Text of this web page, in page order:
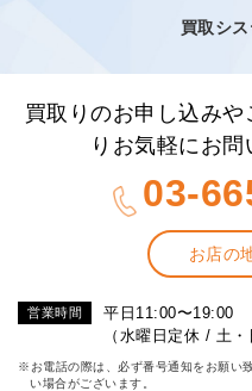
買取シ
買取りのお申し込みや
りお気軽にお問
03-
お店の
営業時間
平日11:00〜19:00
（水曜日定休 / 土
※お電話の際は、必ず番号通知をお願い
い場合がございます。